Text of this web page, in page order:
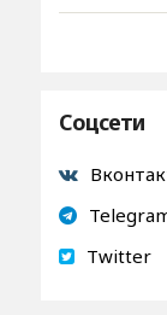
Соцсети
Twitter